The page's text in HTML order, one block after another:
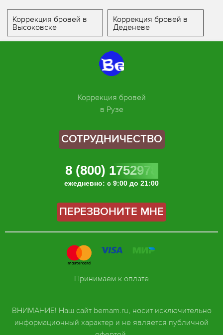
Коррекция бровей в
Высоковске
Коррекция бровей в
Деденеве
Коррекция бровей
в Рузе
СОТРУДНИЧЕСТВО
8 (800) 1752978
ежедневно: с 9:00 до 21:00
ПЕРЕЗВОНИТЕ МНЕ
ВНИМАНИЕ! Наш сайт bemam.ru, носит исключительно
информационный характер и не является публичной
Принимаем к оплате